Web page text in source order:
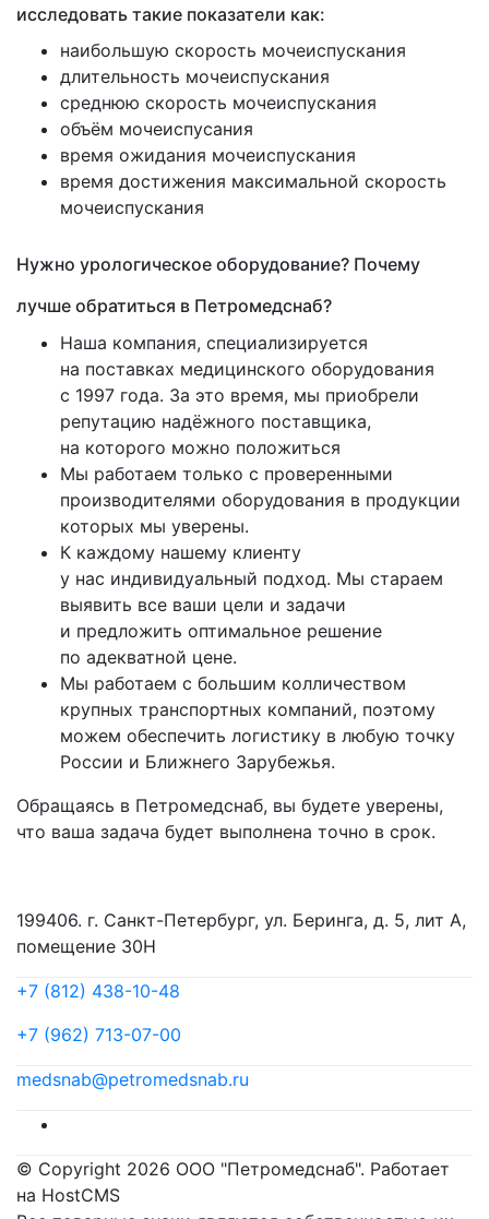
исследовать такие показатели как:
наибольшую скорость мочеиспускания
длительность мочеиспускания
среднюю скорость мочеиспускания
объём мочеиспусания
время ожидания мочеиспускания
время достижения максимальной скорость
мочеиспускания
Нужно урологическое оборудование? Почему
лучше обратиться в Петромедснаб?
Наша компания, специализируется
на поставках медицинского оборудования
с 1997 года. За это время, мы приобрели
репутацию надёжного поставщика,
на которого можно положиться
Мы работаем только с проверенными
производителями оборудования в продукции
которых мы уверены.
К каждому нашему клиенту
у нас индивидуальный подход. Мы стараем
выявить все ваши цели и задачи
и предложить оптимальное решение
по адекватной цене.
Мы работаем с большим колличеством
крупных транспортных компаний, поэтому
можем обеспечить логистику в любую точку
России и Ближнего Зарубежья.
Обращаясь в Петромедснаб, вы будете уверены,
что ваша задача будет выполнена точно в срок.
199406. г. Санкт-Петербург, ул. Беринга, д. 5, лит А,
помещение 30Н
+7 (812) 438-10-48
+7 (962) 713-07-00
medsnab@petromedsnab.ru
© Copyright 2026 ООО "Петромедснаб". Работает
на HostCMS